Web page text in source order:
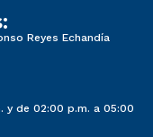
Reyes Echandía
y de 02:00 p.m. a 05:00